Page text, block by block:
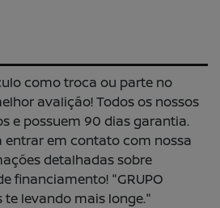
como troca ou parte no
avalição! Todos os nossos
e possuem 90 dias garantia.
entrar em contato com nossa
detalhadas sobre
financiamento! "GRUPO
te levando mais longe."